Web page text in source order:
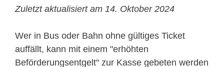
Zuletzt aktualisiert am 14. Oktober 2024
Wer in Bus oder Bahn ohne gültiges Ticket
auffällt, kann mit einem "erhöhten
Beförderungsentgelt" zur Kasse gebeten werden